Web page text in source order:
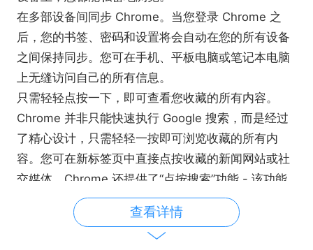
在多部设备间同步 Chrome。当您登录 Chrome 之
后，您的书签、密码和设置将会自动在您的所有设备
之间保持同步。您可在手机、平板电脑或笔记本电脑
上无缝访问自己的所有信息。
只需轻轻点按一下，即可查看您收藏的所有内容。
Chrome 并非只能快速执行 Google 搜索，而是经过
了精心设计，只需轻轻一按即可浏览收藏的所有内
容。您可在新标签页中直接点按收藏的新闻网站或社
交媒体。Chrome 还提供了“点按搜索”功能 - 该功能
在大多数网页上可用。您只需在当前浏览的网页中点
按任意字词或短语，即可在不离开该网页的情况下发
查看详情